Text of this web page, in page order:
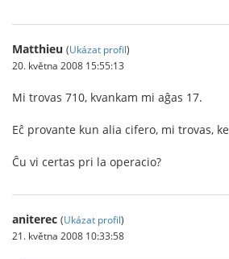
Matthieu (Ukázat profil)
20. května 2008 15:55:13
Mi trovas 710, kvankam mi aĝas 17.
Eĉ provante kun alia cifero, mi trovas,
Ĉu vi certas pri la operacio?
aniterec (Ukázat profil)
21. května 2008 10:33:58